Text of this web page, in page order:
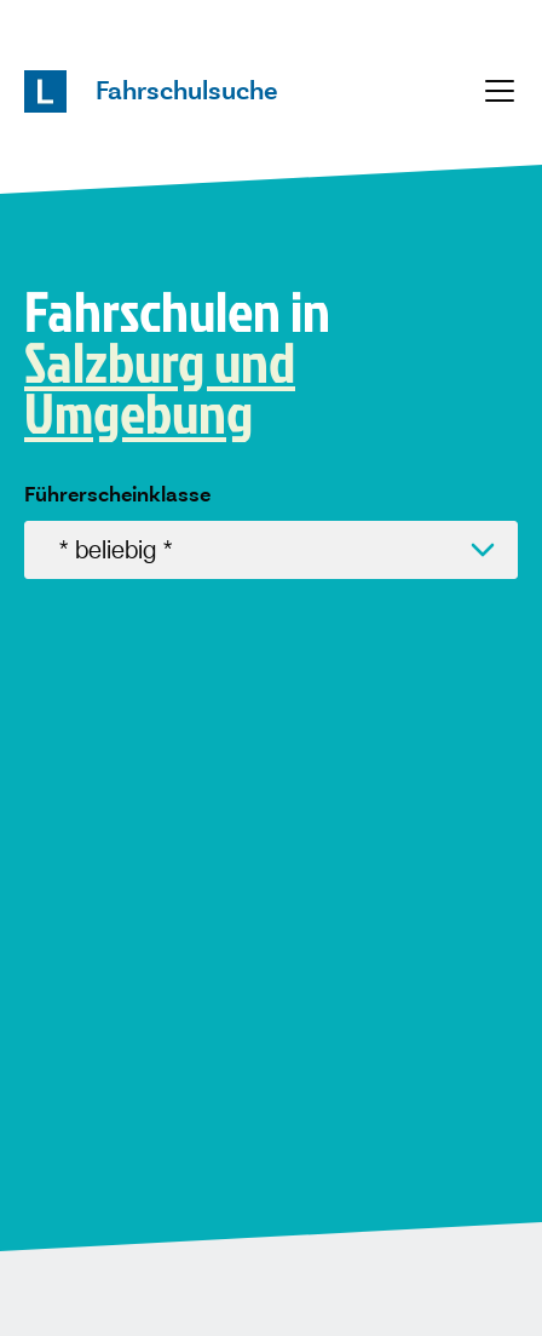
Fahrschulsuche
Fahrschulen in
Salzburg und
Umgebung
Führerscheinklasse